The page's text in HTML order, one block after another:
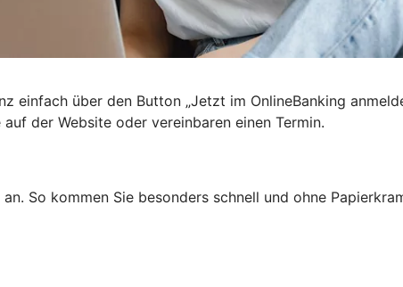
einfach über den Button „Jetzt im OnlineBanking
der Website oder vereinbaren einen Termin.
So kommen Sie besonders schnell und ohne